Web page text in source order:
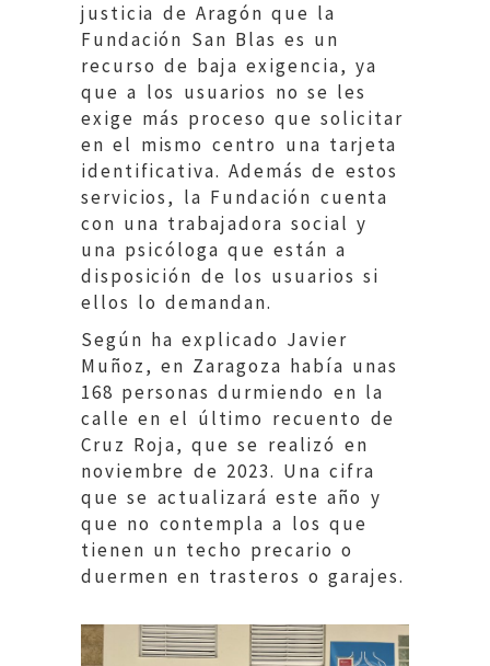
justicia de Aragón que la
Fundación San Blas es un
recurso de baja exigencia, ya
que a los usuarios no se les
exige más proceso que solicitar
en el mismo centro una tarjeta
identificativa. Además de estos
servicios, la Fundación cuenta
con una trabajadora social y
una psicóloga que están a
disposición de los usuarios si
ellos lo demandan.
Según ha explicado Javier
Muñoz, en Zaragoza había unas
168 personas durmiendo en la
calle en el último recuento de
Cruz Roja, que se realizó en
noviembre de 2023. Una cifra
que se actualizará este año y
que no contempla a los que
tienen un techo precario o
duermen en trasteros o garajes.